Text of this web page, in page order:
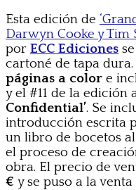
Esta edición de
Darwyn Cooke y Tim
por ECC Ediciones
cartoné de tapa
páginas a color e
y el #11 de la edición
Confidential’. Se
introducción escrita
un libro de bocetos
el proceso de
obra. El precio de
€ y se puso a la